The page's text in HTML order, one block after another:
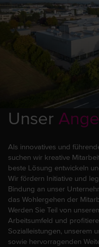
Unser
Als innovatives und
suchen wir kreative
beste Lösung entwickeln
Wir fördern Initiative und
Bindung an unser
das Wohlergehen der
Werden Sie Teil von
Arbeitsumfeld und
Sozialleistungen, unserem
sowie hervorragenden